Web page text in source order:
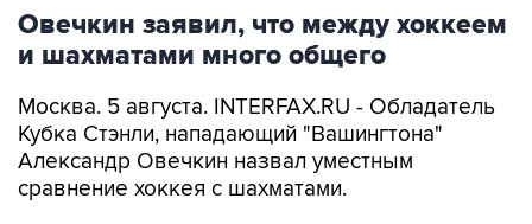
Овечкин заявил, что между хоккеем
и шахматами много общего
Москва. 5 августа. INTERFAX.RU - Обладатель
Кубка Стэнли, нападающий "Вашингтона"
Александр Овечкин назвал уместным
сравнение хоккея с шахматами.